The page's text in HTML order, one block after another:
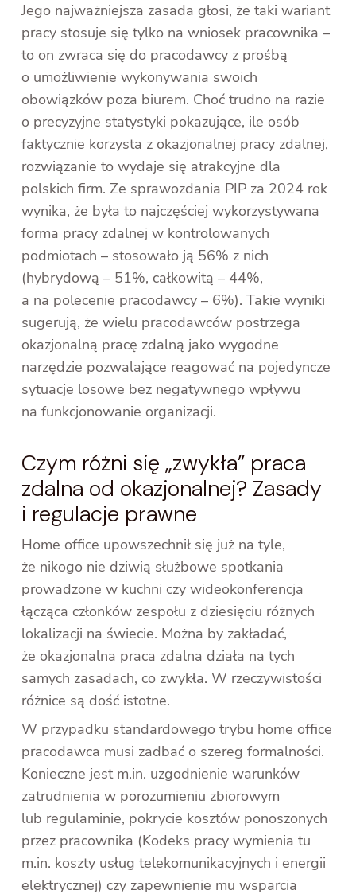
Jego najważniejsza zasada głosi, że taki wariant
pracy stosuje się tylko na wniosek pracownika –
to on zwraca się do pracodawcy z prośbą
o umożliwienie wykonywania swoich
obowiązków poza biurem. Choć trudno na razie
o precyzyjne statystyki pokazujące, ile osób
faktycznie korzysta z okazjonalnej pracy zdalnej,
rozwiązanie to wydaje się atrakcyjne dla
polskich firm. Ze sprawozdania PIP za 2024 rok
wynika, że była to najczęściej wykorzystywana
forma pracy zdalnej w kontrolowanych
podmiotach – stosowało ją 56% z nich
(hybrydową – 51%, całkowitą – 44%,
a na polecenie pracodawcy – 6%). Takie wyniki
sugerują, że wielu pracodawców postrzega
okazjonalną pracę zdalną jako wygodne
narzędzie pozwalające reagować na pojedyncze
sytuacje losowe bez negatywnego wpływu
na funkcjonowanie organizacji.
Czym różni się „zwykła” praca
zdalna od okazjonalnej? Zasady
i regulacje prawne
Home office upowszechnił się już na tyle,
że nikogo nie dziwią służbowe spotkania
prowadzone w kuchni czy wideokonferencja
łącząca członków zespołu z dziesięciu różnych
lokalizacji na świecie. Można by zakładać,
że okazjonalna praca zdalna działa na tych
samych zasadach, co zwykła. W rzeczywistości
różnice są dość istotne.
W przypadku standardowego trybu home office
pracodawca musi zadbać o szereg formalności.
Konieczne jest m.in. uzgodnienie warunków
zatrudnienia w porozumieniu zbiorowym
lub regulaminie, pokrycie kosztów ponoszonych
przez pracownika (Kodeks pracy wymienia tu
m.in. koszty usług telekomunikacyjnych i energii
elektrycznej) czy zapewnienie mu wsparcia